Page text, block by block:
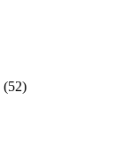
(52)